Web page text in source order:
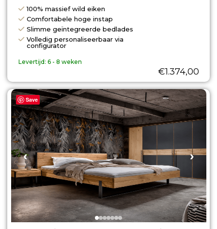
100% massief wild eiken
Comfortabele hoge instap
Slimme geïntegreerde bedlades
Volledig personaliseerbaar via
configurator
€1.374,00
Levertijd: 6 - 8 weken
Save
‹ ›